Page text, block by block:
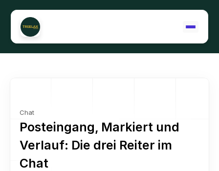
Support kontaktieren
Chat
Posteingang, Markiert und
Verlauf: Die drei Reiter im
Chat